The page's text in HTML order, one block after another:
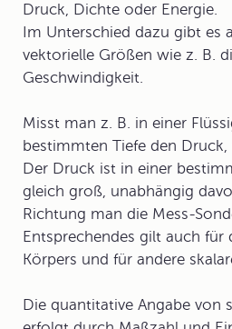
Druck, Dichte oder Energie.
Im Unterschied dazu gibt es
vektorielle Größen wie z. B.
Geschwindigkeit.
Misst man z. B. in einer
bestimmten Tiefe den
Der Druck ist in einer
gleich groß, unabhängig
Richtung man die Mess-
Entsprechendes gilt auch für
Körpers und für andere
Die quantitative Angabe von